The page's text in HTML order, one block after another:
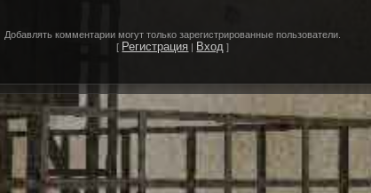
Добавлять комментарии могут только зарегистрированные пользователи.
[ Регистрация Вход ]